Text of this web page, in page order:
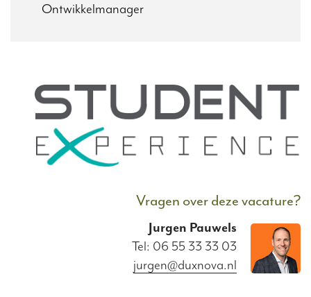
Ontwikkelmanager
Vragen over deze vacature?
Jurgen Pauwels
Tel: 06 55 33 33 03
jurgen@duxnova.nl